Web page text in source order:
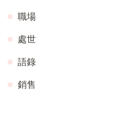
職場
處世
語錄
銷售